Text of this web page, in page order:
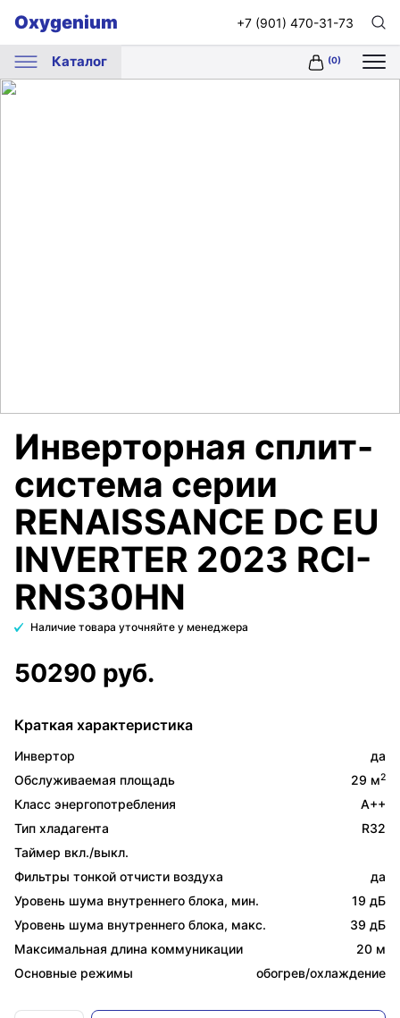
Oxygenium +7 (901) 470-31-73
Каталог
Инверторная сплит-
система серии
RENAISSANCE DC EU
INVERTER 2023 RCI-
RNS30HN
Наличие товара уточняйте у менеджера
50290 руб.
Краткая характеристика
Инвертор
да
Обслуживаемая площадь
29 м2
Класс энергопотребления
A++
Тип хладагента
R32
Таймер вкл./выкл.
Фильтры тонкой отчисти воздуха
да
Уровень шума внутреннего блока, мин.
19 дБ
Уровень шума внутреннего блока, макс.
39 дБ
Максимальная длина коммуникации
20 м
Основные режимы
обогрев/охлаждение